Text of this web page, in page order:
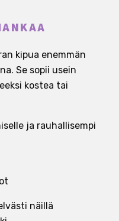
kipua enemmän
Se sopii usein
kostea tai
ja rauhallisempi
näillä